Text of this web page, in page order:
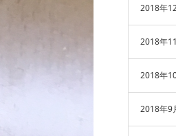
2018年
2018年
2018年
2018年9